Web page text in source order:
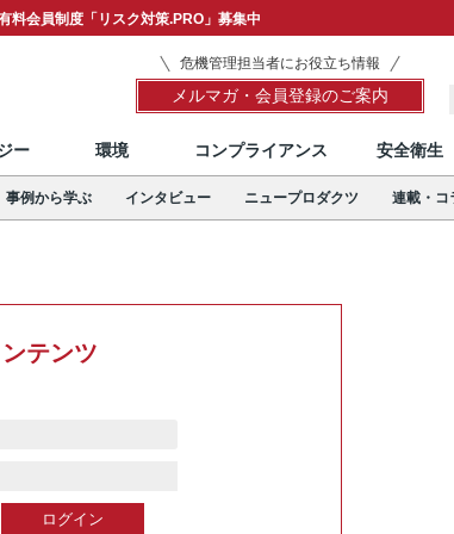
料会員制度「リスク対策.PRO」募集中
危機管理担当者にお役立ち情報
メルマガ・会員登録のご案内
ー 環境 コンプライアンス 安全衛生
事例から学ぶ インタビュー ニュープロダクツ 連載・コ
テンツ